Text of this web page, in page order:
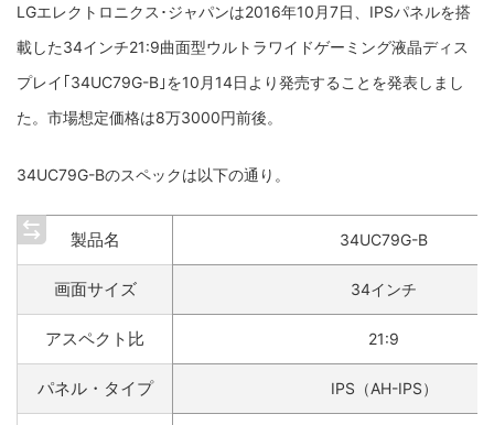
LGエレクトロニクス･ジャパンは2016年10月7日、IPSパネルを搭
載した34インチ21:9曲面型ウルトラワイドゲーミング液晶ディス
プレイ｢34UC79G-B｣を10月14日より発売することを発表しまし
た。市場想定価格は8万3000円前後。
34UC79G-Bのスペックは以下の通り。
製品名 34UC79G-B
画面サイズ 34インチ
アスペクト比 21:9
パネル・タイプ IPS（AH-IPS）